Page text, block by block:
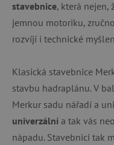
stavebnice, která nejen,
jemnou motoriku,
rozvíjí i technické
Klasická stavebnice
stavbu hadraplánu. V
Merkur sadu nářadí a
univerzální a tak vás
nápadu. Stavebnici tak